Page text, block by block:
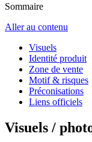
Sommaire
Aller au contenu
Visuels
Identité produit
Zone de vente
Motif & risques
Préconisations
Liens officiels
Visuels /